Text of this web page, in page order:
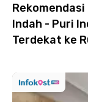
Indah - Puri
Terdekat ke